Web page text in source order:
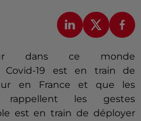
dans ce monde
Covid-19
est en train de
en France et que les
rappellent les gestes
est en train de déployer